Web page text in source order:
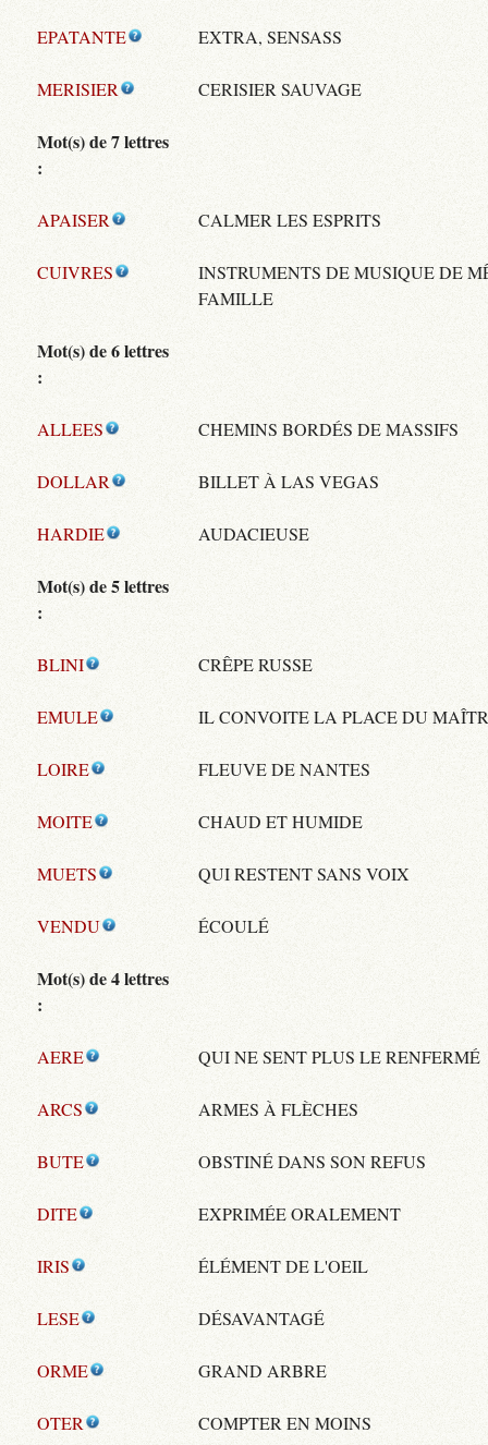
EPATANTE EXTRA, SENSASS
MERISIER CERISIER SAUVAGE
Mot(s) de 7 lettres
:
APAISER CALMER LES ESPRITS
CUIVRES
INSTRUMENTS DE MUSIQUE DE
FAMILLE
Mot(s) de 6 lettres
:
ALLEES CHEMINS BORDÉS DE MASSIFS
DOLLAR BILLET À LAS VEGAS
HARDIE AUDACIEUSE
Mot(s) de 5 lettres
:
BLINI CRÊPE RUSSE
EMULE IL CONVOITE LA PLACE DU
LOIRE FLEUVE DE NANTES
MOITE CHAUD ET HUMIDE
MUETS QUI RESTENT SANS VOIX
VENDU ÉCOULÉ
Mot(s) de 4 lettres
:
AERE QUI NE SENT PLUS LE RENFERMÉ
ARCS ARMES À FLÈCHES
BUTE OBSTINÉ DANS SON REFUS
DITE EXPRIMÉE ORALEMENT
IRIS ÉLÉMENT DE L'OEIL
LESE DÉSAVANTAGÉ
ORME GRAND ARBRE
OTER COMPTER EN MOINS